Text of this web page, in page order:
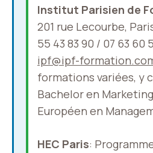
Institut Parisien de
201 rue Lecourbe,
55 43 83 90 / 07 63 60
ipf@ipf-
formations variées, y
Bachelor en
Européen en
HEC Paris: